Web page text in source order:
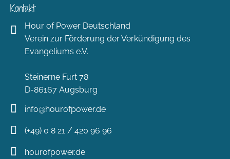
Kontakt
Hour of Power Deutschland
Verein zur Förderung der Verkündigung des
Evangeliums e.V.
Steinerne Furt 78
D-86167 Augsburg
info@hourofpower.de
(+49) 0 8 21 / 420 96 96
hourofpower.de